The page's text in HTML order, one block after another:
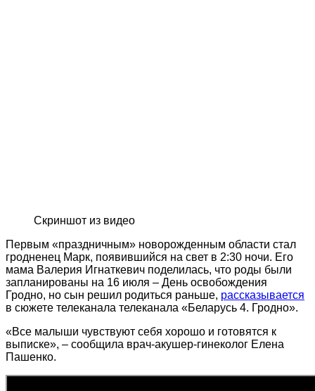
Скриншот из видео
Первым «праздничным» новорожденным области стал
гродненец Марк, появившийся на свет в 2:30 ночи. Его
мама Валерия Игнаткевич поделилась, что роды были
запланированы на 16 июля – День освобождения
Гродно, но сын решил родиться раньше, рассказывается
в сюжете телеканала телеканала «Беларусь 4. Гродно».
«Все малыши чувствуют себя хорошо и готовятся к
выписке», – сообщила врач-акушер-гинеколог Елена
Пашенко.